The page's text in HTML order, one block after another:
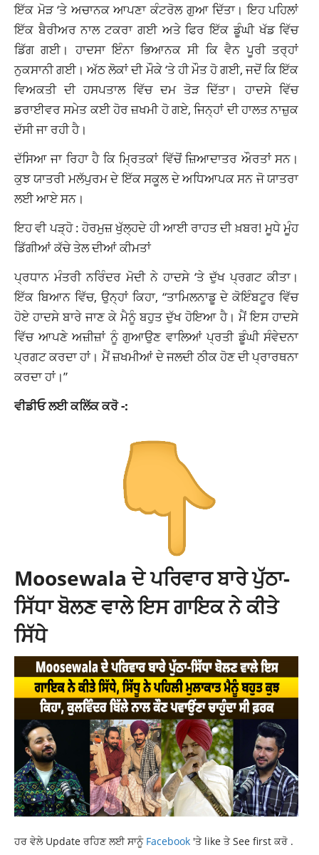
ਇੱਕ ਮੋੜ ‘ਤੇ ਅਚਾਨਕ ਆਪਣਾ ਕੰਟਰੋਲ ਗੁਆ ਦਿੱਤਾ। ਇਹ ਪਹਿਲਾਂ
ਇੱਕ ਬੈਰੀਅਰ ਨਾਲ ਟਕਰਾ ਗਈ ਅਤੇ ਫਿਰ ਇੱਕ ਡੂੰਘੀ ਖੱਡ ਵਿੱਚ
ਡਿੱਗ ਗਈ। ਹਾਦਸਾ ਇੰਨਾ ਭਿਆਨਕ ਸੀ ਕਿ ਵੈਨ ਪੂਰੀ ਤਰ੍ਹਾਂ
ਨੁਕਸਾਨੀ ਗਈ। ਅੱਠ ਲੋਕਾਂ ਦੀ ਮੌਕੇ ‘ਤੇ ਹੀ ਮੌਤ ਹੋ ਗਈ, ਜਦੋਂ ਕਿ ਇੱਕ
ਵਿਅਕਤੀ ਦੀ ਹਸਪਤਾਲ ਵਿੱਚ ਦਮ ਤੋੜ ਦਿੱਤਾ। ਹਾਦਸੇ ਵਿੱਚ
ਡਰਾਈਵਰ ਸਮੇਤ ਕਈ ਹੋਰ ਜ਼ਖਮੀ ਹੋ ਗਏ, ਜਿਨ੍ਹਾਂ ਦੀ ਹਾਲਤ ਨਾਜ਼ੁਕ
ਦੱਸੀ ਜਾ ਰਹੀ ਹੈ।
ਦੱਸਿਆ ਜਾ ਰਿਹਾ ਹੈ ਕਿ ਮ੍ਰਿਤਕਾਂ ਵਿੱਚੋਂ ਜ਼ਿਆਦਾਤਰ ਔਰਤਾਂ ਸਨ।
ਕੁਝ ਯਾਤਰੀ ਮਲੱਪੁਰਮ ਦੇ ਇੱਕ ਸਕੂਲ ਦੇ ਅਧਿਆਪਕ ਸਨ ਜੋ ਯਾਤਰਾ
ਲਈ ਆਏ ਸਨ।
ਇਹ ਵੀ ਪੜ੍ਹੋ :ਹੋਰਮੁਜ਼ ਖੁੱਲ੍ਹਦੇ ਹੀ ਆਈ ਰਾਹਤ ਦੀ ਖ਼ਬਰ! ਮੂਧੇ ਮੂੰਹ
ਡਿੱਗੀਆਂ ਕੱਚੇ ਤੇਲ ਦੀਆਂ ਕੀਮਤਾਂ
ਪ੍ਰਧਾਨ ਮੰਤਰੀ ਨਰਿੰਦਰ ਮੋਦੀ ਨੇ ਹਾਦਸੇ ‘ਤੇ ਦੁੱਖ ਪ੍ਰਗਟ ਕੀਤਾ।
ਇੱਕ ਬਿਆਨ ਵਿੱਚ, ਉਨ੍ਹਾਂ ਕਿਹਾ, “ਤਾਮਿਲਨਾਡੂ ਦੇ ਕੋਇੰਬਟੂਰ ਵਿੱਚ
ਹੋਏ ਹਾਦਸੇ ਬਾਰੇ ਜਾਣ ਕੇ ਮੈਨੂੰ ਬਹੁਤ ਦੁੱਖ ਹੋਇਆ ਹੈ। ਮੈਂ ਇਸ ਹਾਦਸੇ
ਵਿੱਚ ਆਪਣੇ ਅਜ਼ੀਜ਼ਾਂ ਨੂੰ ਗੁਆਉਣ ਵਾਲਿਆਂ ਪ੍ਰਤੀ ਡੂੰਘੀ ਸੰਵੇਦਨਾ
ਪ੍ਰਗਟ ਕਰਦਾ ਹਾਂ। ਮੈਂ ਜ਼ਖਮੀਆਂ ਦੇ ਜਲਦੀ ਠੀਕ ਹੋਣ ਦੀ ਪ੍ਰਾਰਥਨਾ
ਕਰਦਾ ਹਾਂ।”
ਵੀਡੀਓ ਲਈ ਕਲਿੱਕ ਕਰੋ -:
Moosewala ਦੇ ਪਰਿਵਾਰ ਬਾਰੇ ਪੁੱਠਾ-
ਸਿੱਧਾ ਬੋਲਣ ਵਾਲੇ ਇਸ ਗਾਇਕ ਨੇ ਕੀਤੇ
ਸਿੱਧੇ
ਹਰ ਵੇਲੇ Update ਰਹਿਣ ਲਈ ਸਾਨੂੰ Facebook 'ਤੇ like ਤੇ See first ਕਰੋ .